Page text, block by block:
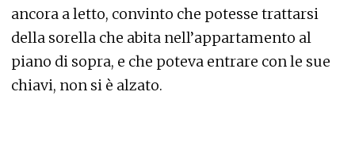
ancora a letto, convinto che potesse trattarsi
della sorella che abita nell’appartamento al
piano di sopra, e che poteva entrare con le sue
chiavi, non si è alzato.